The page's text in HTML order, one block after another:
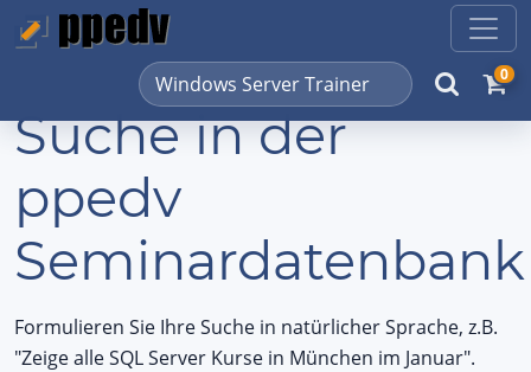
0
Suche in der
ppedv
Seminardatenbank
Formulieren Sie Ihre Suche in natürlicher Sprache, z.B.
"Zeige alle SQL Server Kurse in München im Januar".